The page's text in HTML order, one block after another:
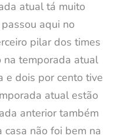
atual tá muito
aqui no
pilar dos times
na temporada atual
e dois por cento tive
atual estão
anterior também
não foi bem na